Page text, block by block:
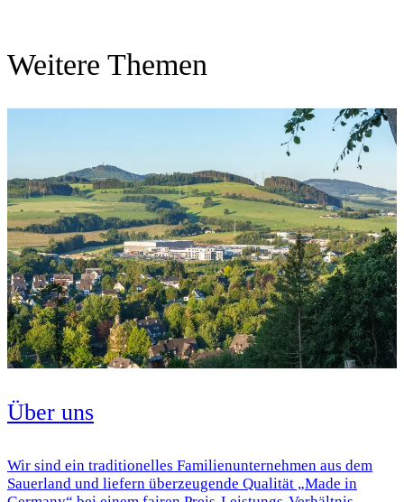
Weitere Themen
Über uns
Wir sind ein traditionelles Familienunternehmen aus dem
Sauerland und liefern überzeugende Qualität „Made in